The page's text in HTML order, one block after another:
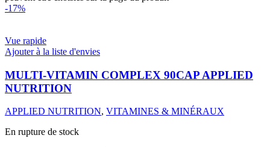
-17%
Vue rapide
Ajouter à la liste d'envies
MULTI-VITAMIN COMPLEX 90CAP APPLIED
NUTRITION
APPLIED NUTRITION, VITAMINES & MINÉRAUX
En rupture de stock